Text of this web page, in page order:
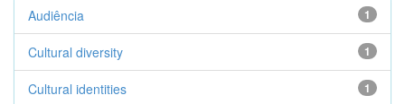
1
Audiência
1
Cultural diversity
1
Cultural identities